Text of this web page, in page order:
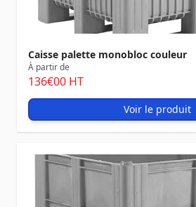
Caisse palette monobloc couleur
À partir de
136€00 HT
Voir le produit